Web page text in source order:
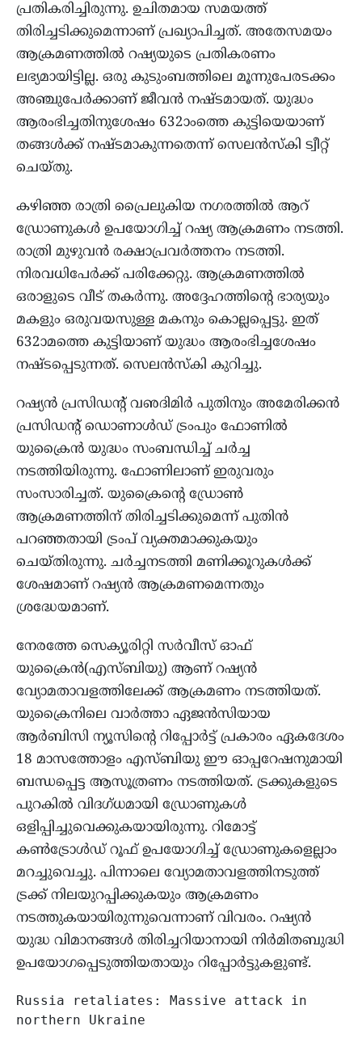
പ്രതികരിച്ചിരുന്നു. ഉചിതമായ സമയത്ത്
തിരിച്ചടിക്കുമെന്നാണ് പ്രഖ്യാപിച്ചത്. അതേസമയം
ആക്രമണത്തിൽ റഷ്യയുടെ പ്രതികരണം
ലഭ്യമായിട്ടില്ല. ഒരു കുടുംബത്തിലെ മൂന്നുപേരടക്കം
അഞ്ചുപേർക്കാണ് ജീവൻ നഷ്ടമായത്. യുദ്ധം
ആരംഭിച്ചതിനുശേഷം 632ാംത്തെ കുട്ടിയെയാണ്
തങ്ങൾക്ക് നഷ്ടമാകുന്നതെന്ന് സെലൻസ്‌കി ട്വീറ്റ്
ചെയ്തു.
കഴിഞ്ഞ രാത്രി പ്രൈലുകിയ നഗരത്തിൽ ആറ്
ഡ്രോണുകൾ ഉപയോഗിച്ച് റഷ്യ ആക്രമണം നടത്തി.
രാത്രി മുഴുവൻ രക്ഷാപ്രവർത്തനം നടത്തി.
നിരവധിപേർക്ക് പരിക്കേറ്റു. ആക്രമണത്തിൽ
ഒരാളുടെ വീട് തകർന്നു. അദ്ദേഹത്തിന്റെ ഭാര്യയും
മകളും ഒരുവയസുള്ള മകനും കൊല്ലപ്പെട്ടു. ഇത്
632ാമത്തെ കുട്ടിയാണ് യുദ്ധം ആരംഭിച്ചശേഷം
നഷ്ടപ്പെടുന്നത്. സെലൻസ്‌കി കുറിച്ചു.
റഷ്യൻ പ്രസിഡന്റ് വഌദിമിർ പുതിനും അമേരിക്കൻ
പ്രസിഡന്റ് ഡൊണാൾഡ് ട്രംപും ഫോണിൽ
യുക്രൈൻ യുദ്ധം സംബന്ധിച്ച് ചർച്ച
നടത്തിയിരുന്നു. ഫോണിലാണ് ഇരുവരും
സംസാരിച്ചത്. യുക്രൈന്റെ ഡ്രോൺ
ആക്രമണത്തിന് തിരിച്ചടിക്കുമെന്ന് പുതിൻ
പറഞ്ഞതായി ട്രംപ് വ്യക്തമാക്കുകയും
ചെയ്തിരുന്നു. ചർച്ചനടത്തി മണിക്കൂറുകൾക്ക്
ശേഷമാണ് റഷ്യൻ ആക്രമണമെന്നതും
ശ്രദ്ധേയമാണ്.
നേരത്തേ സെക്യൂരിറ്റി സർവീസ് ഓഫ്
യുക്രൈൻ(എസ്ബിയു) ആണ് റഷ്യൻ
വ്യോമതാവളത്തിലേക്ക് ആക്രമണം നടത്തിയത്.
യുക്രൈനിലെ വാർത്താ ഏജൻസിയായ
ആർബിസി ന്യൂസിന്റെ റിപ്പോർട്ട് പ്രകാരം ഏകദേശം
18 മാസത്തോളം എസ്ബിയു ഈ ഓപ്പറേഷനുമായി
ബന്ധപ്പെട്ട ആസൂത്രണം നടത്തിയത്. ട്രക്കുകളുടെ
പുറകിൽ വിദഗ്ധമായി ഡ്രോണുകൾ
ഒളിപ്പിച്ചുവെക്കുകയായിരുന്നു. റിമോട്ട്
കൺട്രോൾഡ് റൂഫ് ഉപയോഗിച്ച് ഡ്രോണുകളെല്ലാം
മറച്ചുവെച്ചു. പിന്നാലെ വ്യോമതാവളത്തിനടുത്ത്
ട്രക്ക് നിലയുറപ്പിക്കുകയും ആക്രമണം
നടത്തുകയായിരുന്നുവെന്നാണ് വിവരം. റഷ്യൻ
യുദ്ധ വിമാനങ്ങൾ തിരിച്ചറിയാനായി നിർമിതബുദ്ധി
ഉപയോഗപ്പെടുത്തിയതായും റിപ്പോർട്ടുകളുണ്ട്.
Russia retaliates: Massive attack in
northern Ukraine